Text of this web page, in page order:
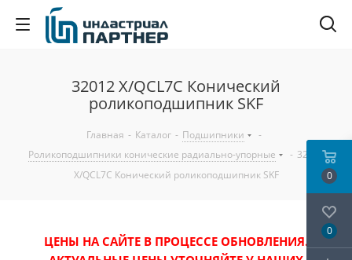
32012 X/QCL7C Конический
роликоподшипник SKF
Главная - Каталог - Подшипники
-
Роликоподшипники конические радиально-упорные
- 32012
X/QCL7C Конический роликоподшипник SKF
ЦЕНЫ НА САЙТЕ В ПРОЦЕССЕ ОБНОВЛЕНИЯ.
0
0